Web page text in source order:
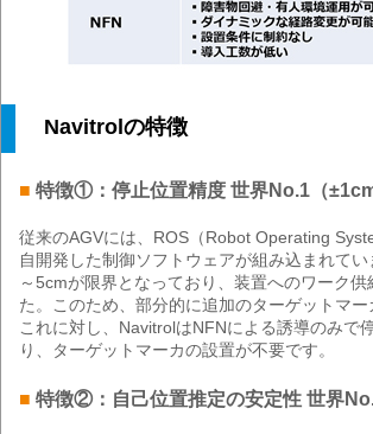
Navitrolの特徴
■ 特徴①：停止位置精度 世界No.1（±1cm
従来のAGVには、ROS（Robot Operating
自開発した制御ソフトウェアが組み込まれて
～5cmが限界となっており、装置へのワーク
た。このため、部分的に追加のターゲットマ
これに対し、NavitrolはNFNによる誘導のみで
り、ターゲットマーカの設置が不要です。
■ 特徴②：自己位置推定の安定性 世界